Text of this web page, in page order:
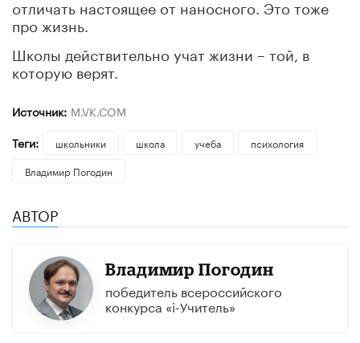
отличать настоящее от наносного. Это тоже
про жизнь.
Школы действительно учат жизни – той, в
которую верят.
Источник: M.VK.COM
Теги:
школьники школа учеба
психология
Владимир Погодин
АВТОР
Владимир Погодин
победитель всероссийского
конкурса «i-Учитель»